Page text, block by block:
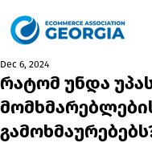
რატომ უნდა
Dec 6, 2024